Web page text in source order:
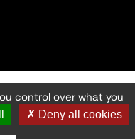
©2026
control over what you
✗ Deny all cookies